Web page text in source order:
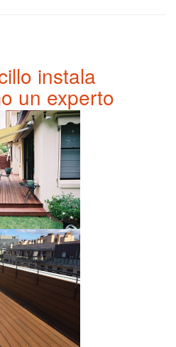
instala
un experto